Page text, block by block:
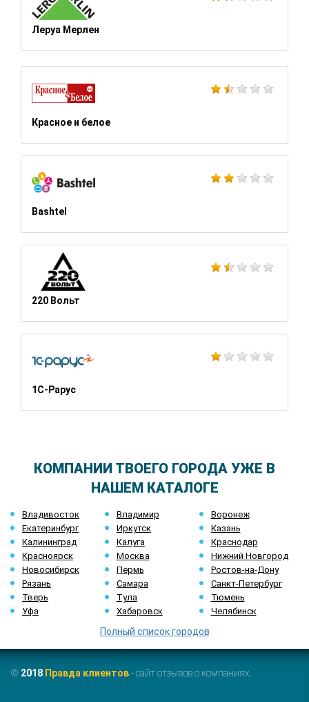
Леруа Мерлен
Красное и белое
Bashtel
220 Вольт
1С-Рарус
КОМПАНИИ ТВОЕГО ГОРОДА УЖЕ В
НАШЕМ КАТАЛОГЕ
Владивосток Владимир
Воронеж
Екатеринбург
Иркутск
Казань
Калининград
Калуга
Краснодар
Красноярск
Москва
Нижний Новгород
Новосибирск
Пермь
Ростов-на-Дону
Рязань
Самара
Санкт-Петербург
Тверь
Тула
Тюмень
Уфа
Хабаровск Челябинск
Полный список городов
© 2018 Правда клиентов- сайт отзывов о компаниях.